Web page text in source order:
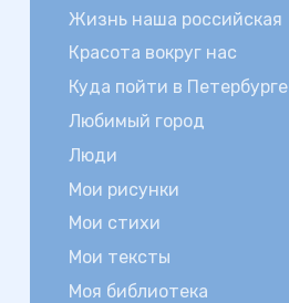
Жизнь наша российская
Красота вокруг нас
Куда пойти в Петербурге
Любимый город
Люди
Мои рисунки
Мои стихи
Мои тексты
Моя библиотека